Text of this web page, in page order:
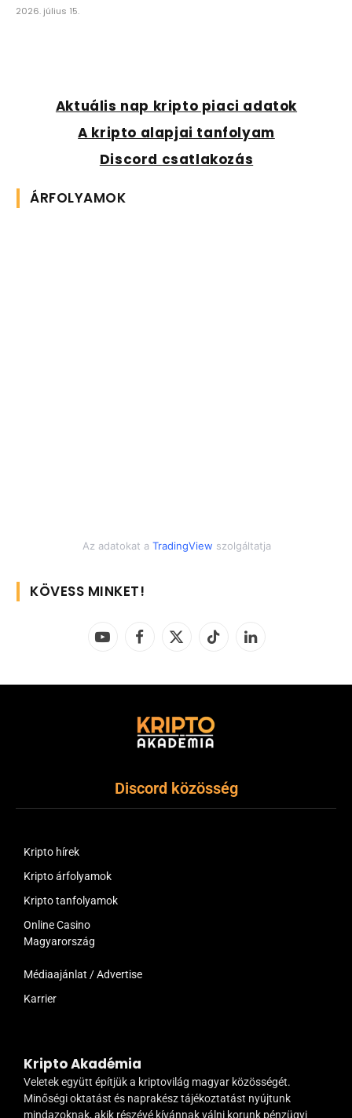
2026. július 15.
Aktuális nap kripto piaci adatok
A kripto alapjai tanfolyam
Discord csatlakozás
ÁRFOLYAMOK
Az adatokat a TradingView szolgáltatja
KÖVESS MINKET!
YouTubeFacebook
X
TikTok LinkedIn
Discord közösség
Kripto hírek
Kripto árfolyamok
Kripto tanfolyamok
Online Casino
Magyarország
Médiaajánlat / Advertise
Karrier
Kripto Akadémia
Veletek együtt építjük a kriptovilág magyar közösségét.
Minőségi oktatást és naprakész tájékoztatást nyújtunk
mindazoknak, akik részévé kívánnak válni korunk pénzügyi